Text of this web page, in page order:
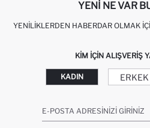
YENI NE VAR
YENILIKLERDEN HABERDAR OLMAK
KIM IÇIN ALIŞVERIŞ
KADIN ERKEK
E-POSTA ADRESINIZI GIRINIZ